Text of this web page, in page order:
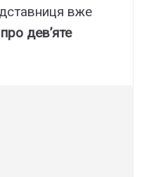
вже
дев’яте